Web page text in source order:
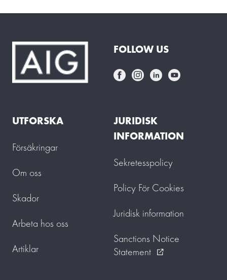
FOLLOW US
UTFORSKA
Försäkringar
Om oss
Skador
Arbeta hos oss
Artiklar
JURIDISK
INFORMATION
Sekretesspolicy
Policy För Cookies
Juridisk information
Sanctions Notice
Statement
external_link